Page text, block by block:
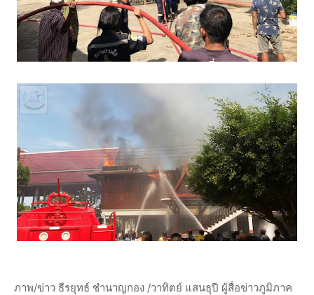
ภาพ/ข่าว ธีรยุทธ์ ชำนาญกอง /วาทิตย์ แสนธุปี ผู้สื่อข่าวภูมิภาค